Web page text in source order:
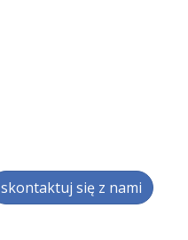
skontaktuj się z nami